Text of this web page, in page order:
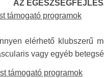
AZ
támogató programok
elérhető klubszerű
vagy egyéb
támogató programok